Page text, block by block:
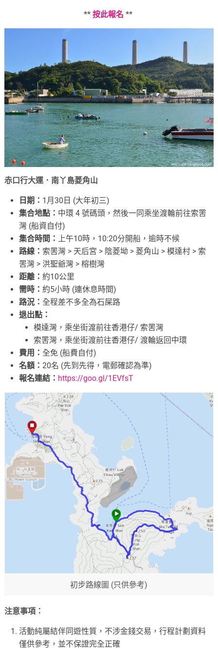
** 按此報名 **
赤口行大運．南丫島菱角山
日期： 1月30日 (大年初三)
集合地點： 中環 4 號碼頭，然後一同乘坐渡輪前往索罟
灣 (船資自付)
集合時間： 上午10時，10:20分開船，逾時不候
路線： 索罟灣 > 天后宮 > 陰菱坳 > 菱角山 > 模達村 > 索
罟灣 > 洪聖爺灣 > 榕樹灣
距離：約10公里
需時：約5小時 (連休息時間)
路況：全程差不多全為石屎路
退出點：
模達灣，乘坐街渡前往香港仔/ 索罟灣
索罟灣，乘坐街渡前往香港仔/ 渡輪返回中環
費用：全免 (船費自付)
名額： 20名 (先到先得，電郵確認為準)
報名連結： https://goo.gl/1EVfsT
初步路線圖 (只供參考)
注意事項：
活動純屬結伴同遊性質，不涉金錢交易，行程計劃資料
僅供參考，並不保證完全正確